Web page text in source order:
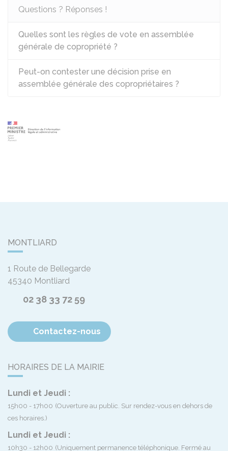
Questions ? Réponses !
Quelles sont les règles de vote en assemblée
générale de copropriété ?
Peut-on contester une décision prise en
assemblée générale des copropriétaires ?
MONTLIARD
1 Route de Bellegarde
45340 Montliard
02 38 33 72 59
Contactez-nous
HORAIRES DE LA MAIRIE
Lundi et Jeudi :
15h00 - 17h00 (Ouverture au public. Sur rendez-vous en dehors de
ces horaires.)
Lundi et Jeudi :
10h30 - 12h00 (Uniquement permanence téléphonique. Fermé au